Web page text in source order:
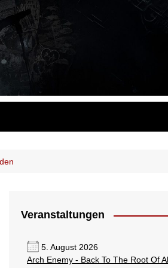
Veranstaltungen
5. August 2026
Arch Enemy - Back To The Root Of All